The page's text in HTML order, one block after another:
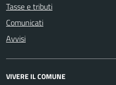
Tasse e tributi
Comunicati
Avvisi
VIVERE IL COMUNE